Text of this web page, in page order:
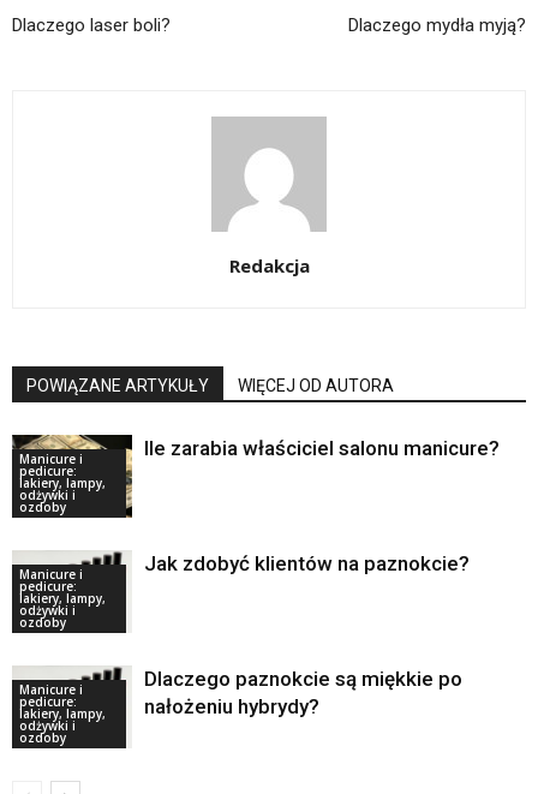
Dlaczego laser boli? Dlaczego mydła myją?
Redakcja
POWIĄZANE ARTYKUŁY WIĘCEJ OD AUTORA
Manicure i
pedicure:
lakiery, lampy,
odżywki i
ozdoby
Ile zarabia właściciel salonu manicure?
Manicure i
pedicure:
lakiery, lampy,
odżywki i
ozdoby
Jak zdobyć klientów na paznokcie?
Manicure i
pedicure:
lakiery, lampy,
odżywki i
ozdoby
Dlaczego paznokcie są miękkie po
nałożeniu hybrydy?